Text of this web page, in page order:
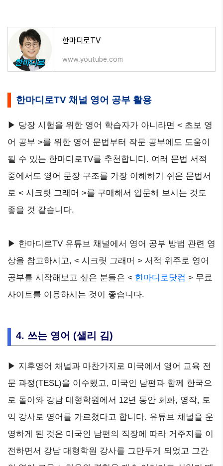
한마디로TV
www.youtube.com
한마디로TV 채널 영어 공부 활용
▶ 당장 시험을 위한 영어 학습자가 아니라면 < 초보 영
어 공부 >를 위한 영어 문법부터 작문 공부에도 도움이
될 수 있는 한마디로TV를 추천합니다. 여러 문법 서적
중에서도 영어 문장 구조를 가장 이해하기 쉬운 문법서
로 < 시크릿 그래머 >를 구매해서 입문해 보시는 것도
좋을 것 같습니다.
▶ 한마디로TV 유튜브 채널에서 영어 공부 방법 관련 영
상을 참고하시고, < 시크릿 그래머 > 서적 위주로 영어
공부를 시작해보고 싶은 분들은 < 한마디로닷컴 > 무료
사이트를 이용하시는 것이 좋습니다.
4. 쓰는 영어 (샐리 김)
▶ 지후영어 채널과 마찬가지로 미국에서 영어 교육 전
문 과정(TESL)을 이수했고, 미국인 남편과 함께 한국으
로 돌아와 강남 대형학원에서 12년 동안 회화, 영작, 토
익 강사로 영어를 가르쳤다고 합니다. 유튜브 채널을 운
영하게 된 것은 미국인 남편의 직장에 따라 거주지를 이
전하면서 강남 대형학원 강사를 그만두게 되었고 그간